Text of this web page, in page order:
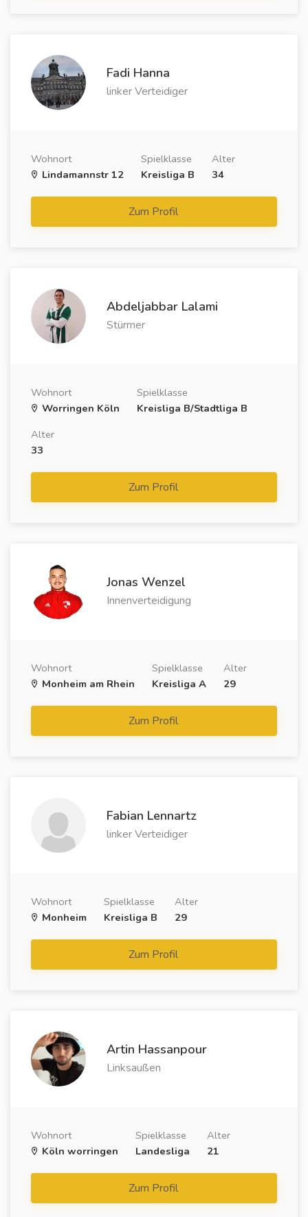
Fadi Hanna
linker Verteidiger
Wohnort
Lindamannstr 12
Spielklasse
Kreisliga B
Alter
34
Zum Profil
Abdeljabbar Lalami
Stürmer
Wohnort
Worringen Köln
Spielklasse
Kreisliga B/Stadtliga B
Alter
33
Zum Profil
Jonas Wenzel
Innenverteidigung
Wohnort
Monheim am Rhein
Spielklasse
Kreisliga A
Alter
29
Zum Profil
Fabian Lennartz
linker Verteidiger
Wohnort
Monheim
Spielklasse
Kreisliga B
Alter
29
Zum Profil
Artin Hassanpour
Linksaußen
Wohnort
Köln worringen
Spielklasse
Landesliga
Alter
21
Zum Profil